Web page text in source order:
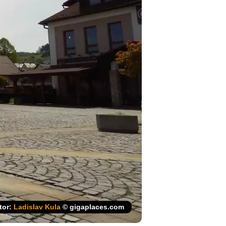
Ladislav Kula © gigaplaces.com